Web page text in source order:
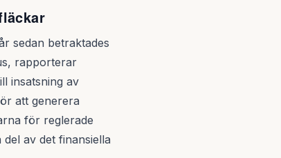
sedan betraktades
rapporterar
insatsning av
att generera
för reglerade
av det finansiella